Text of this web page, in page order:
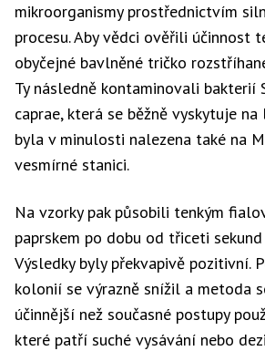
mikroorganismy prostřednictvím
procesu. Aby vědci ověřili účinnost
obyčejné bavlněné tričko
Ty následně kontaminovali bakterií
caprae, která se běžně vyskytuje
byla v minulosti nalezena také na
vesmírné stanici.
Na vzorky pak působili tenkým
paprskem po dobu od třiceti
Výsledky byly překvapivě pozitivní.
kolonií se výrazně snížil a metoda
účinnější než současné postupy
které patří suché vysávání nebo